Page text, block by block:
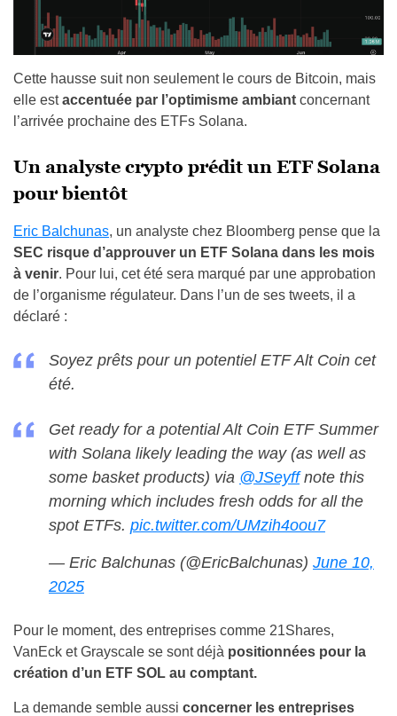
Cette hausse suit non seulement le cours de Bitcoin, mais
elle estaccentuée par l’optimisme ambiant concernant
l’arrivée prochaine des ETFs Solana.
Un analyste crypto prédit un ETF Solana
pour bientôt
Eric Balchunas, un analyste chez Bloomberg pense que la
SEC risque d’approuver un ETF Solana dans les mois
à venir. Pour lui, cet été sera marqué par une approbation
de l’organisme régulateur. Dans l’un de ses tweets, il a
déclaré :
Soyez prêts pour un potentiel ETF Alt Coin cet
été.
Get ready for a potential Alt Coin ETF Summer
with Solana likely leading the way (as well as
some basket products) via @JSeyffnote this
morning which includes fresh odds for all the
spot ETFs. pic.twitter.com/UMzih4oou7
— Eric Balchunas (@EricBalchunas) June 10,
2025
Pour le moment, des entreprises comme 21Shares,
VanEck et Grayscale se sont déjà positionnées pour la
création d’un ETF SOL au comptant.
La demande semble aussi concerner les entreprises